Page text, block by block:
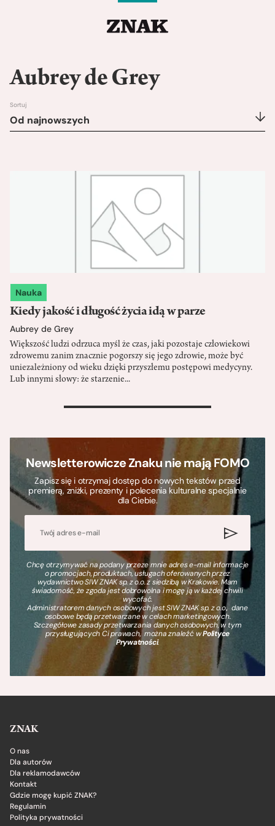
Aubrey de Grey
Sortuj
Od najnowszych
Nauka
Kiedy jakość i długość życia idą w parze
Aubrey de Grey
Większość ludzi odrzuca myśl że czas, jaki pozostaje człowiekowi
zdrowemu zanim znacznie pogorszy się jego zdrowie, może być
uniezależniony od wieku dzięki przyszłemu postępowi medycyny.
Lub innymi słowy: że starzenie...
>
Newsletterowicze Znaku nie mają FOMO
Zapisz się i otrzymaj dostęp do nowych tekstów przed
premierą, zniżki, prezenty i polecenia kulturalne specjalnie
dla Ciebie.
Chcę otrzymywać na podany przeze mnie adres e-mail informacje
o promocjach, produktach, usługach oferowanych przez
wydawnictwo SIW ZNAK sp. z o.o. z siedzibą w Krakowie. Mam
świadomość, że zgoda jest dobrowolna i mogę ją w każdej chwili
wycofać.
Administratorem danych osobowych jest SIW ZNAK sp. z o.o., dane
osobowe będą przetwarzane w celach marketingowych.
Szczegółowe zasady przetwarzania danych osobowych, w tym
przysługujących Ci prawach, można znaleźć wPolityce
Prywatności.
ZNAK
O nas
Dla autorów
Dla reklamodawców
Kontakt
Gdzie mogę kupić ZNAK?
Regulamin
Polityka prywatności